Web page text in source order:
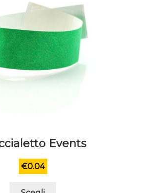
Events
€0.04